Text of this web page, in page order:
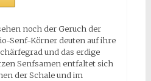
noch der Geruch der
Senf-Körner deuten auf ihre
und das erdige
Senfsamen entfaltet sich
der Schale und im